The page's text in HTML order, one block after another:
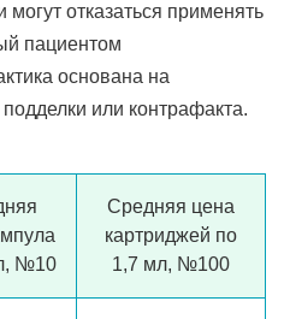
отказаться применять
пациентом
основана на
или контрафакта.
№10
Средняя цена
картриджей по
1,7 мл, №100